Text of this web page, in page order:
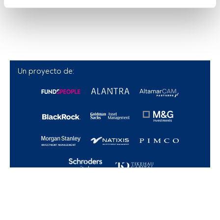
datos para proporcionar:
y/o acceder a ella.
Un proyecto de: